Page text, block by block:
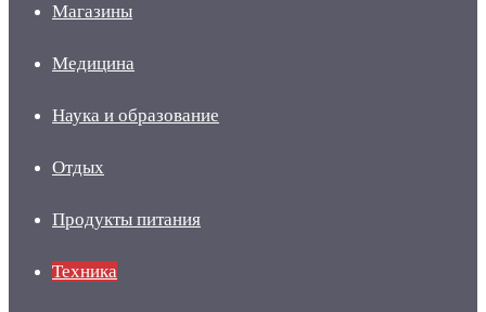
Магазины
Медицина
Наука и образование
Отдых
Продукты питания
Техника